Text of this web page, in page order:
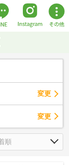
変更
変更